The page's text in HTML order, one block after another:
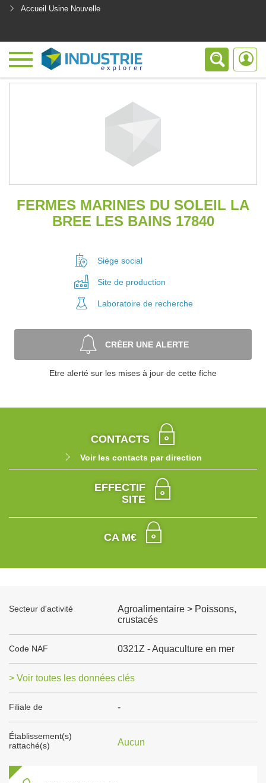
Accueil Usine Nouvelle
FERMES MARINES DU SOLEIL LA
BREE LES BAINS 17840
Siège social
Site de production
Laboratoire de recherche
CRÉER UNE ALERTE
Etre alerté sur les mises à jour de cette fiche
CONTACTS
Voir les contacts par direction
EFFECTIF
SITE
CA M€
Secteur d'activité
Agroalimentaire > Poissons,
crustacés
Code NAF 0321Z - Aquaculture en mer
> Voir toutes les données clés
Filiale de -
Établissement(s)
rattaché(s)
Aucun